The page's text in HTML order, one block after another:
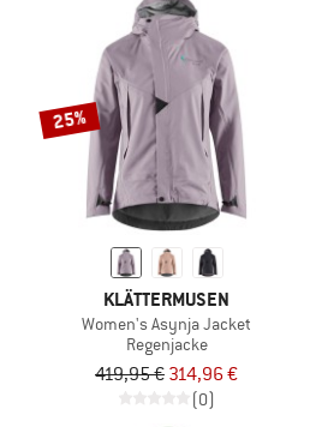
25%
KLÄTTERMUSEN
Women's Asynja Jacket
Regenjacke
419,95 € 314,96 €
(0)